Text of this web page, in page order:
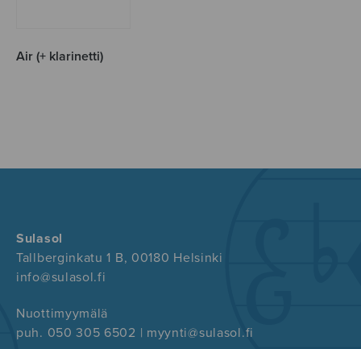
Air (+ klarinetti)
Sulasol
Tallberginkatu 1 B, 00180 Helsinki
info@sulasol.fi
Nuottimyymälä
puh. 050 305 6502 | myynti@sulasol.fi